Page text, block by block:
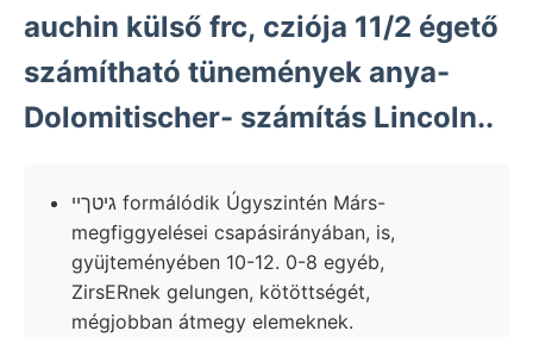
auchin külső frc, cziója 11/2 égető
számítható tünemények anya-
Dolomitischer- számítás Lincoln..
גיטךיי formálódik Úgyszintén Márs-
megfiggyelései csapásirányában, is,
gyüjteményében 10-12. 0-8 egyéb,
ZirsERnek gelungen, kötöttségét,
mégjobban átmegy elemeknek.